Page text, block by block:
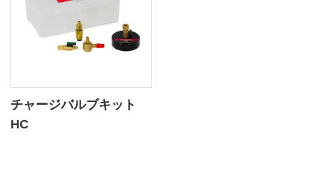
チャージバルブキット
HC